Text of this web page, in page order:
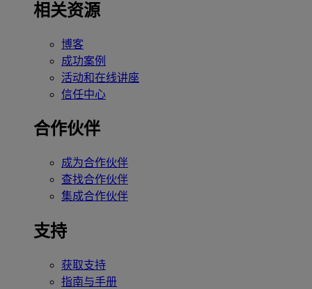
相关资源
博客
成功案例
活动和在线讲座
信任中心
合作伙伴
成为合作伙伴
查找合作伙伴
集成合作伙伴
支持
获取支持
指南与手册